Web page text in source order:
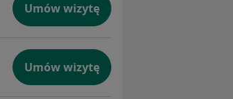
Umów wizytę
Umów wizytę